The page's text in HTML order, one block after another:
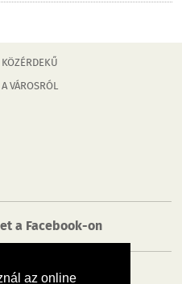
az online
KÖZÉRDEKŰ
A VÁROSRÓL
a Facebook-on